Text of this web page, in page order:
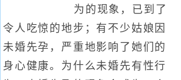
为的现象，已到了
令人吃惊的地步；有不少姑娘因
未婚先孕，严重地影响了她们的
身心健康。为什么未婚先有性行